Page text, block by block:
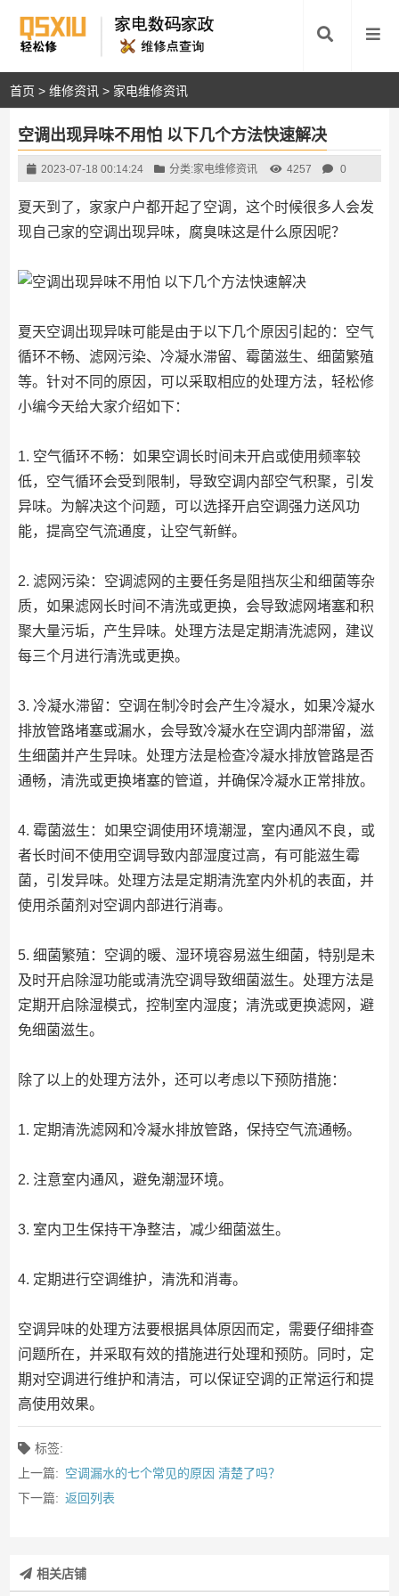
首页 >维修资讯 > 家电维修资讯
空调出现异味不用怕 以下几个方法快速解决
2023-07-18 00:14:24 分类:家电维修资讯 4257 0
夏天到了，家家户户都开起了空调，这个时候很多人会发
现自己家的空调出现异味，腐臭味这是什么原因呢？
夏天空调出现异味可能是由于以下几个原因引起的：空气
循环不畅、滤网污染、冷凝水滞留、霉菌滋生、细菌繁殖
等。针对不同的原因，可以采取相应的处理方法，轻松修
小编今天给大家介绍如下：
1. 空气循环不畅：如果空调长时间未开启或使用频率较
低，空气循环会受到限制，导致空调内部空气积聚，引发
异味。为解决这个问题，可以选择开启空调强力送风功
能，提高空气流通度，让空气新鲜。
2. 滤网污染：空调滤网的主要任务是阻挡灰尘和细菌等杂
质，如果滤网长时间不清洗或更换，会导致滤网堵塞和积
聚大量污垢，产生异味。处理方法是定期清洗滤网，建议
每三个月进行清洗或更换。
3. 冷凝水滞留：空调在制冷时会产生冷凝水，如果冷凝水
排放管路堵塞或漏水，会导致冷凝水在空调内部滞留，滋
生细菌并产生异味。处理方法是检查冷凝水排放管路是否
通畅，清洗或更换堵塞的管道，并确保冷凝水正常排放。
4. 霉菌滋生：如果空调使用环境潮湿，室内通风不良，或
者长时间不使用空调导致内部湿度过高，有可能滋生霉
菌，引发异味。处理方法是定期清洗室内外机的表面，并
使用杀菌剂对空调内部进行消毒。
5. 细菌繁殖：空调的暖、湿环境容易滋生细菌，特别是未
及时开启除湿功能或清洗空调导致细菌滋生。处理方法是
定期开启除湿模式，控制室内湿度；清洗或更换滤网，避
免细菌滋生。
除了以上的处理方法外，还可以考虑以下预防措施：
1. 定期清洗滤网和冷凝水排放管路，保持空气流通畅。
2. 注意室内通风，避免潮湿环境。
3. 室内卫生保持干净整洁，减少细菌滋生。
4. 定期进行空调维护，清洗和消毒。
空调异味的处理方法要根据具体原因而定，需要仔细排查
问题所在，并采取有效的措施进行处理和预防。同时，定
期对空调进行维护和清洁，可以保证空调的正常运行和提
高使用效果。
标签:
上一篇: 空调漏水的七个常见的原因 清楚了吗？
下一篇: 返回列表
相关店铺